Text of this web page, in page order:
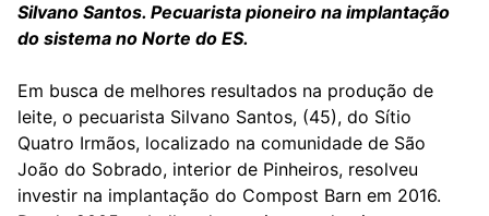
Silvano Santos. Pecuarista pioneiro na implantação
do sistema no Norte do ES.
Em busca de melhores resultados na produção de
leite, o pecuarista Silvano Santos, (45), do Sítio
Quatro Irmãos, localizado na comunidade de São
João do Sobrado, interior de Pinheiros, resolveu
investir na implantação do Compost Barn em 2016.